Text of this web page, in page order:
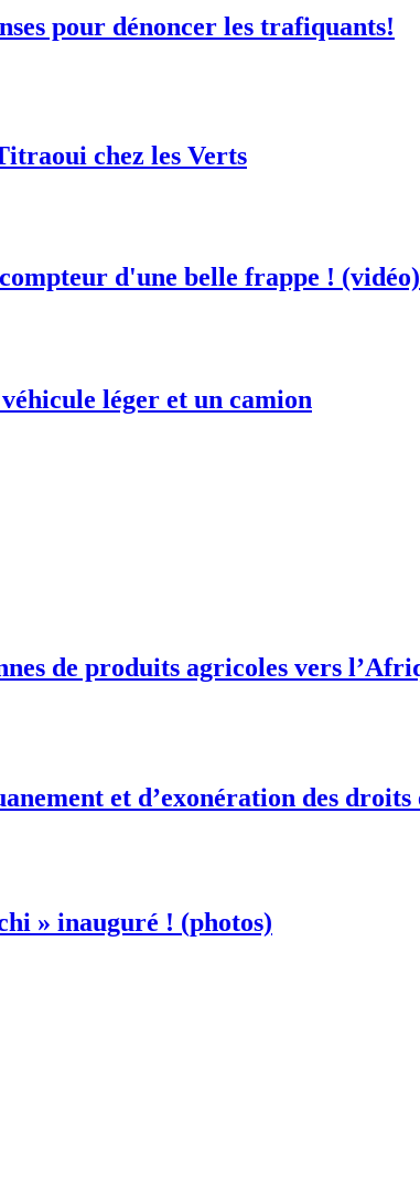
pour dénoncer les trafiquants!
chez les Verts
d'une belle frappe ! (vidéo)
léger et un camion
de produits agricoles vers
et d’exonération des droits
» inauguré ! (photos)